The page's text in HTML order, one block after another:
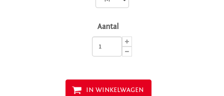
Aantal